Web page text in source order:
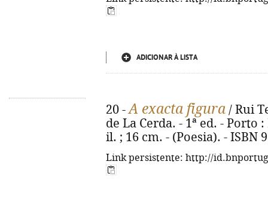
ADICIONAR À LISTA
20 -A exacta figura / Rui
de La Cerda. - 1ª ed. - Porto
il. ; 16 cm. - (Poesia). - ISBN
Link persistente: http://